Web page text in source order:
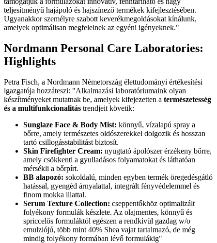
teljesítményű hajápoló és hajszínező termékek kifejlesztésében.
Ugyanakkor személyre szabott keverékmegoldásokat kínálunk,
amelyek optimálisan megfelelnek az egyéni igényeknek."
Nordmann Personal Care Laboratories:
Highlights
Petra Fisch, a Nordmann Németország élettudományi értékesítési
igazgatója hozzáteszi: "Alkalmazási laboratóriumaink olyan
készítményeket mutatnak be, amelyek kifejezetten a természetesség
és a multifunkcionalitás trendjeit követik:
Sunglaze Face & Body Mist: könnyű, vízalapú spray a
bőrre, amely természetes oldószerekkel dolgozik és hosszan
tartó csillogásstabilitást biztosít.
Skin Firefighter Cream: nyugtató ápolószer érzékeny bőrre,
amely csökkenti a gyulladásos folyamatokat és láthatóan
mérsékli a bőrpírt.
BB alapozó: sokoldalú, minden egyben termék öregedésgátló
hatással, gyengéd árnyalattal, integrált fényvédelemmel és
finom mokka illattal.
Serum Texture Collection: cseppentőkhöz optimalizált
folyékony formulák készlete. Az olajmentes, könnyű és
spriccelős formuláktól egészen a rendkívül gazdag w/o
emulziójú, több mint 40% Shea vajat tartalmazó, de még
mindig folyékony formában lévő formulákig"